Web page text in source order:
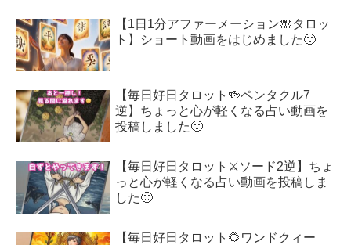
【1日1分アファーメーション🤲タロッ
ト】ショート動画をはじめました🙂
【毎日好日タロット🍻ペンタクル7
逆】ちょっと心が軽くなる占い動画を
投稿しました🙂
【毎日好日タロット⚔️ソード2逆】ちょ
っと心が軽くなる占い動画を投稿しま
した🙂
【毎日好日タロット🌻ワンドクィー